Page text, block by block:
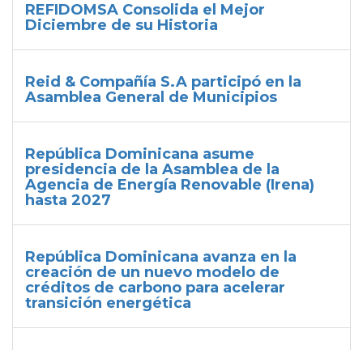
REFIDOMSA Consolida el Mejor
Diciembre de su Historia
Reid & Compañía S.A participó en la
Asamblea General de Municipios
República Dominicana asume
presidencia de la Asamblea de la
Agencia de Energía Renovable (Irena)
hasta 2027
República Dominicana avanza en la
creación de un nuevo modelo de
créditos de carbono para acelerar
transición energética